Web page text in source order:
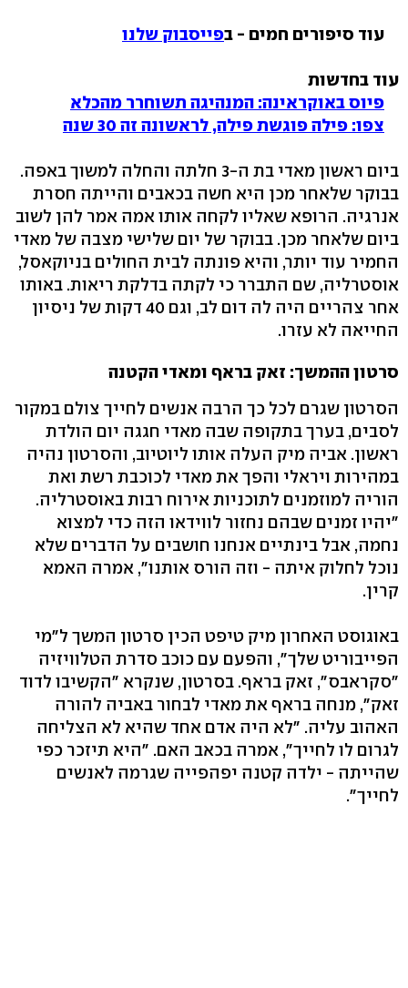
עוד סיפורים חמים - בפייסבוק שלנו
עוד בחדשות
פיוס באוקראינה: המנהיגה תשוחרר מהכלא
צפו: פילה פוגשת פילה, לראשונה זה 30 שנה
ביום ראשון מאדי בת ה-3 חלתה והחלה למשוך באפה.
בבוקר שלאחר מכן היא חשה בכאבים והייתה חסרת
אנרגיה. הרופא שאליו לקחה אותו אמה אמר להן לשוב
ביום שלאחר מכן. בבוקר של יום שלישי מצבה של מאדי
החמיר עוד יותר, והיא פונתה לבית החולים בניוקאסל,
אוסטרליה, שם התברר כי לקתה בדלקת ריאות. באותו
אחר צהריים היה לה דום לב, וגם 40 דקות של ניסיון
החייאה לא עזרו.
סרטון ההמשך: זאק בראף ומאדי הקטנה
הסרטון שגרם לכל כך הרבה אנשים לחייך צולם במקור
לסבים, בערך בתקופה שבה מאדי חגגה יום הולדת
ראשון. אביה מיק העלה אותו ליוטיוב, והסרטון נהיה
במהירות ויראלי והפך את מאדי לכוכבת רשת ואת
הוריה למוזמנים לתוכניות אירוח רבות באוסטרליה.
"יהיו זמנים שבהם נחזור לווידאו הזה כדי למצוא
נחמה, אבל בינתיים אנחנו חושבים על הדברים שלא
נוכל לחלוק איתה - וזה הורס אותנו", אמרה האמא
קרין.
באוגוסט האחרון מיק טיפט הכין סרטון המשך ל"מי
הפייבוריט שלך", והפעם עם כוכב סדרת הטלוויזיה
"סקראבס", זאק בראף. בסרטון, שנקרא "הקשיבו לדוד
זאק", מנחה בראף את מאדי לבחור באביה להורה
האהוב עליה. "לא היה אדם אחד שהיא לא הצליחה
לגרום לו לחייך", אמרה בכאב האם. "היא תיזכר כפי
שהייתה - ילדה קטנה יפהפייה שגרמה לאנשים
לחייך".